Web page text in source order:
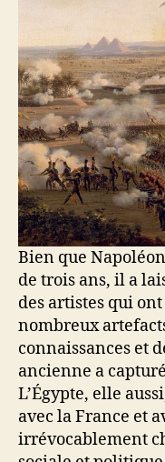
Bien que
de trois ans, il a
des artistes qui
nombreux
connaissances et
ancienne a
L’Égypte, elle
avec la France et
irrévocablement